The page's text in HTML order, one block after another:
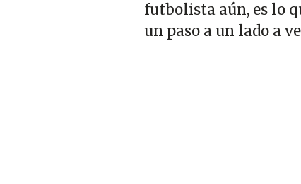
futbolista aún, es lo
un paso a un lado a